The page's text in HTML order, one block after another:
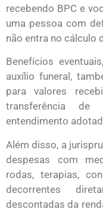
recebendo BPC e
uma pessoa com
não entra no cálculo
Benefícios
auxílio funeral,
para valores
transferência de
entendimento
Além disso, a
despesas com
rodas, terapias,
decorrentes
descontadas da